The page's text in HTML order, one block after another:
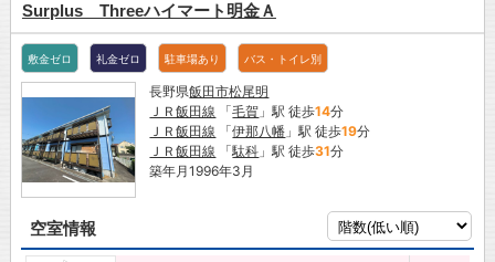
Surplus Threeハイマート明金Ａ
敷金ゼロ 礼金ゼロ 駐車場あり バス・トイレ別
長野県飯田市松尾明
ＪＲ飯田線 「毛賀 」駅 徒歩14分
ＪＲ飯田線 「伊那八幡 」駅 徒歩19分
ＪＲ飯田線 「駄科 」駅 徒歩31分
築年月1996年3月
空室情報